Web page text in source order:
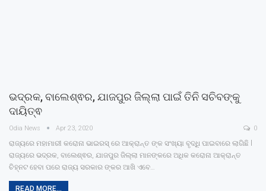
ଭଦ୍ରକ, ବାଲେଶ୍ଵର, ଯାଜପୁର ଜିଲ୍ଲା ପାଇଁ ତିନି ସଚିବଙ୍କୁ
ଦାୟିତ୍ଵ
Odia News Apr 23, 2020 0
ରାଜ୍ୟରେ ମହାମାରୀ କରୋନା ଭାଇରସ୍ ରେ ଆକ୍ରାନ୍ତ ଙ୍କ ସଂଖ୍ୟା ବୃଦ୍ଧି ପାଇବାରେ ଲାଗିଛି l
ରାଜ୍ୟରେ ଭଦ୍ରକ, ବାଲେଶ୍ଵର, ଯାଜପୁର ଜିଲ୍ଲା ମାନଙ୍କରେ ଅଧିକ କରୋନା ଆକ୍ରାନ୍ତ
ଚିହ୍ନଟ ହେବା ପରେ ରାଜ୍ୟ ସରକାର ଙ୍କର ଆଖି ଏବେ…
READ MORE...